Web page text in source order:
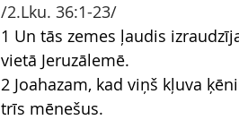
/2.Lku. 36:1-23/
1 Un tās zemes ļaudis
vietā Jeruzālemē.
2 Joahazam, kad viņš kļuva
trīs mēnešus.